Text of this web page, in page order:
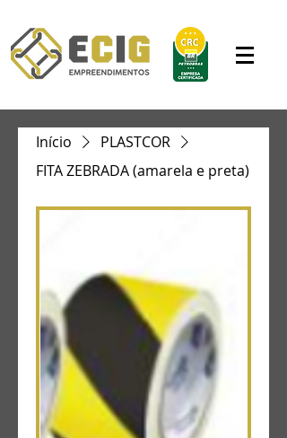
Início
PLASTCOR
FITA ZEBRADA (amarela e preta)